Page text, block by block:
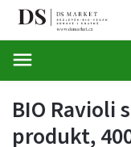
BIO Ravioli
produkt,